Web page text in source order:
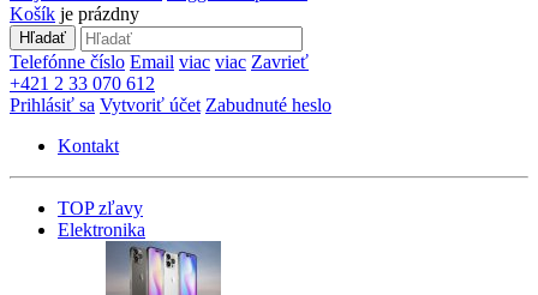
Košík je prázdny
Hľadať
Telefónne číslo Email viac viac Zavrieť
+421 2 33 070 612
Prihlásiť sa Vytvoriť účet Zabudnuté heslo
Kontakt
TOP zľavy
Elektronika